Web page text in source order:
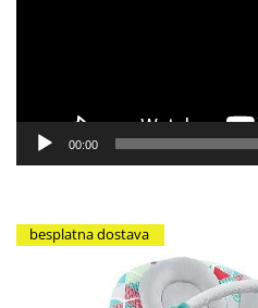
00:00
besplatna dostava